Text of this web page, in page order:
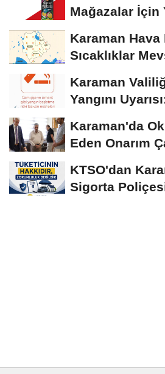
Mağazalar İçin
Karaman Hava
Sıcaklıklar
Seyrediyor
Karaman
Yangını
Karaman'da
Eden Onarım
KTSO'dan
Sigorta